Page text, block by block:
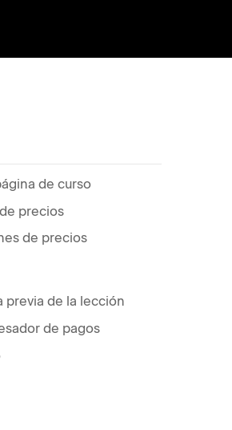
de curso
precios
de precios
previa de la lección
de pagos